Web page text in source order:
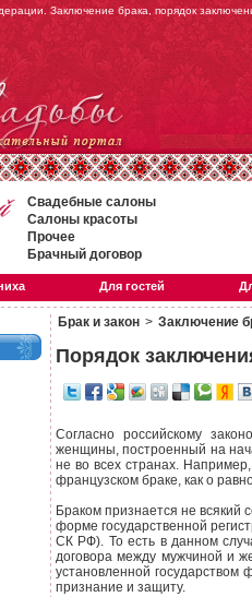
Заключение брака, порядок
Свадебные салоны
Салоны красоты
Прочее
Брачный договор
Для гостей
Брак и закон > Заключение
Порядок
Согласно российскому
женщины, построенный на
не во всех странах.
французском браке, как о
Браком признается не
форме государственной
СК РФ). То есть в данном
договора между мужчиной и
установленной
признание и защиту.